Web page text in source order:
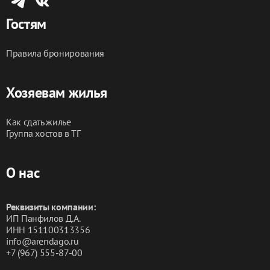
Гостям
Правила бронирования
Хозяевам жилья
Как сдать жилье
Группа хостов в ТГ
О нас
Реквизиты компании:
ИП Панфилов Д.А.
ИНН 151100313356
info@arendago.ru
+7 (967) 555-87-00